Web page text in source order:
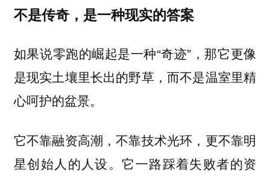
不是传奇，是一种现实的答案
如果说零跑的崛起是一种“奇迹”，那它更像
是现实土壤里长出的野草，而不是温室里精
心呵护的盆景。
它不靠融资高潮，不靠技术光环，更不靠明
星创始人的人设。它一路踩着失败者的资